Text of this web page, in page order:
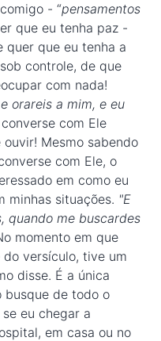
- “pensamentos
que eu tenha paz -
quer que eu tenha a
controle, de que
com nada!
orareis a mim, e eu
com Ele
Mesmo sabendo
com Ele, o
em como eu
minhas situações. "E
quando me buscardes
momento em que
versículo, tive um
disse. É a única
busque de todo o
eu chegar a
em casa ou no